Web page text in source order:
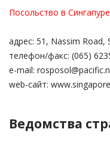
Посольство в Сингапуре
адрес: 51, Nassim Road,
телефон/факс: (065)
e-mail:
web-сайт:
Ведомства